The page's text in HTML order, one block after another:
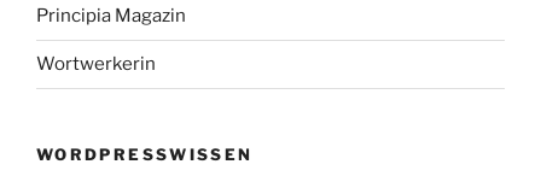
Principia Magazin
Wortwerkerin
WORDPRESSWISSEN